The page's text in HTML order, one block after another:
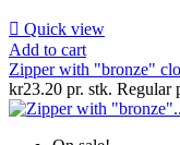
 Quick view
Add to cart
Zipper with "bronze"
kr23.20 pr. stk. Regular